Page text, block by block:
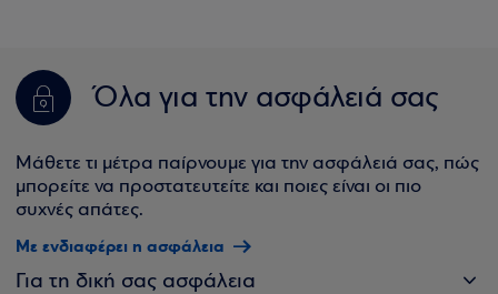
Όλα για την ασφάλειά σας
Μάθετε τι μέτρα παίρνουμε για την ασφάλειά σας, πώς
μπορείτε να προστατευτείτε και ποιες είναι οι πιο
συχνές απάτες.
Με ενδιαφέρει η ασφάλεια
Για τη δική σας ασφάλεια